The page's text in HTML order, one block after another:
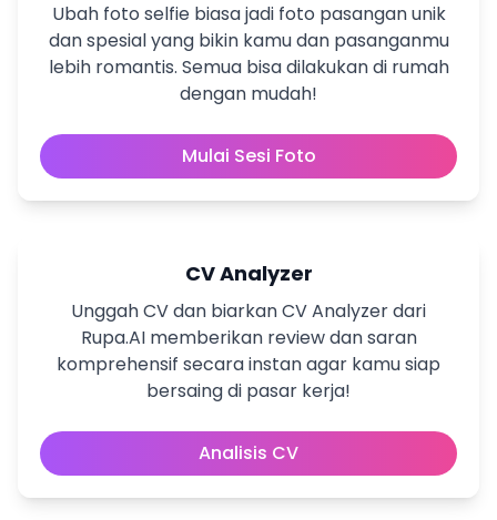
Ubah foto selfie biasa jadi foto pasangan unik
dan spesial yang bikin kamu dan pasanganmu
lebih romantis. Semua bisa dilakukan di rumah
dengan mudah!
Mulai Sesi Foto
CV Analyzer
Unggah CV dan biarkan CV Analyzer dari
Rupa.AI memberikan review dan saran
komprehensif secara instan agar kamu siap
bersaing di pasar kerja!
Analisis CV